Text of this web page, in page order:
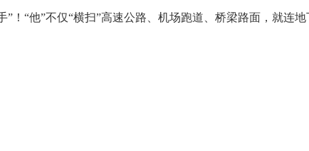
“他”不仅“横扫”高速公路、机场跑道、桥梁路面，就连